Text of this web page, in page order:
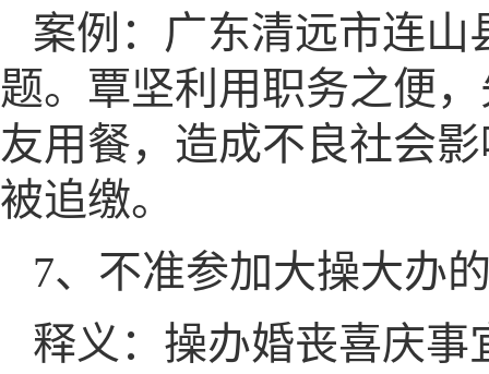
案例：广东清远市连
题。覃坚利用职务之便
友用餐，造成不良社会
被追缴。
7、不准参加大操大办
释义：操办婚丧喜庆